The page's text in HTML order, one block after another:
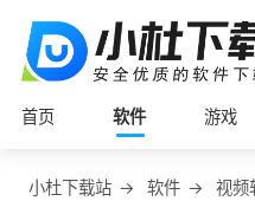
首页 软件 游戏
小杜下载站 → 软件 → 视频